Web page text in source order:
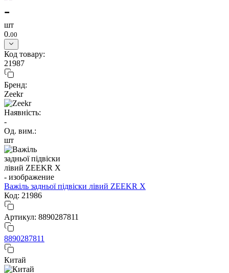
-
шт
0.00
Код товару:
21987
Бренд:
Zeekr
Наявність:
-
Од. вим.:
шт
Важіль задньої підвіски лівий ZEEKR X
Код: 21986
Артикул: 8890287811
8890287811
Китай